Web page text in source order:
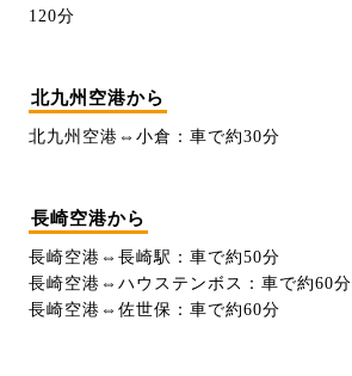
120分
北九州空港から
北九州空港⇔小倉：車で約30分
長崎空港から
長崎空港⇔長崎駅：車で約50分
長崎空港⇔ハウステンボス：車で約60分
長崎空港⇔佐世保：車で約60分